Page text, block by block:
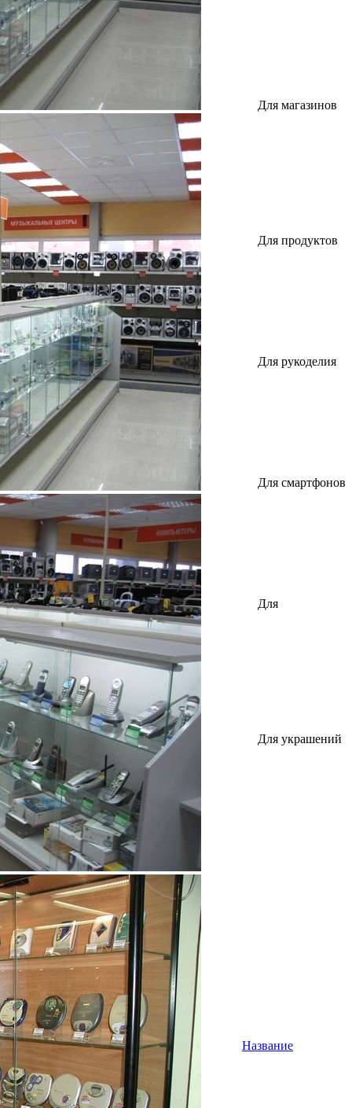
Для магазинов
и бутиков
Для продуктов
Для рукоделия
Для смартфонов
Для
стройматериалов
Для украшений
Применить фильтр
Тип оборудования:
Витрины
Стеллажи
Прилавки
Ценникодержатели
2
Сортировка:
Название